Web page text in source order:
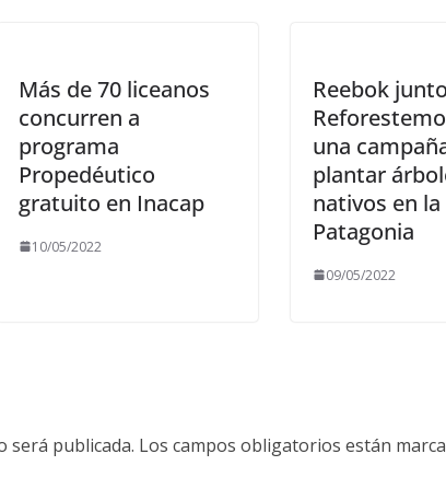
Más de 70 liceanos
concurren a
programa
Propedéutico
gratuito en Inacap
10/05/2022
Reebok
una
plantar
nativos en la
Patagonia
09/05/2022
será publicada. Los campos obligatorios están